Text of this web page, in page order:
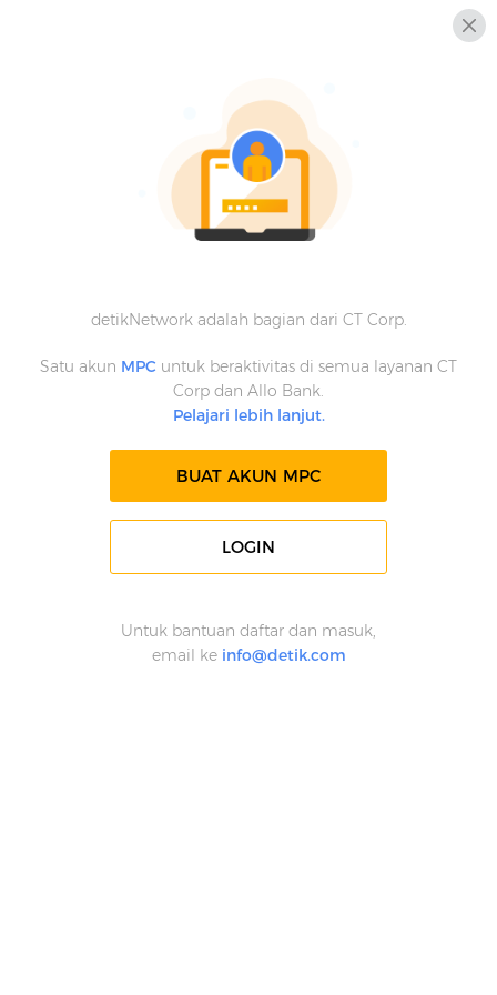
detikNetwork adalah bagian dari CT Corp.
Satu akun MPC untuk beraktivitas di semua layanan CT
Corp dan Allo Bank.
Pelajari lebih lanjut.
BUAT AKUN MPC
LOGIN
Untuk bantuan daftar dan masuk,
email ke info@detik.com